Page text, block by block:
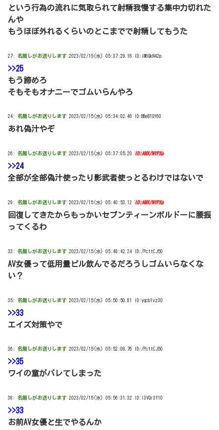
という行為の流れに気取られて射精我慢する集中力切れた
んや
もうほぼ外れるくらいのとこまでで射精してもうた
27: 名無しがお送りします 2023/02/15(水) 05:37:29.16 ID:iM6QkN42p
>>25
もう諦めろ
そもそもオナニーでゴムいらんやろ
24: 名無しがお送りします 2023/02/15(水) 05:34:02.46 ID:BBeB1GY60
あれ偽汁やぞ
26: 名無しがお送りします 2023/02/15(水) 05:37:05.20 ID:AMX/NYPXp
>>24
全部が全部偽汁使ったり影武者使っとるわけではないで
29: 名無しがお送りします 2023/02/15(水) 05:40:53.12 ID:AMX/NYPXp
回復してきたからもっかいセブンティーンボルドーに腰振
ってくるわ
33: 名無しがお送りします 2023/02/15(水) 05:48:42.24 ID:/PcttCJ50
AV女優って低用量ピル飲んでるだろうしゴムいらなくな
い？
35: 名無しがお送りします 2023/02/15(水) 05:50:50.81 ID:yqcb1vz30
>>33
エイズ対策やで
36: 名無しがお送りします 2023/02/15(水) 05:52:08.76 ID:/PcttCJ50
>>35
ワイの童がバレてしまった
38: 名無しがお送りします 2023/02/15(水) 05:56:31.32 ID:l3VQr3f10
>>33
お前AV女優と生でやるんか